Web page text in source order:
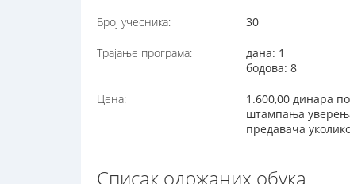
Број учесника: 30
Трајање програма:
дана: 1
бодова: 8
Цена:
1.600,00 динара
штампања
предавача
Списак одржаних обука